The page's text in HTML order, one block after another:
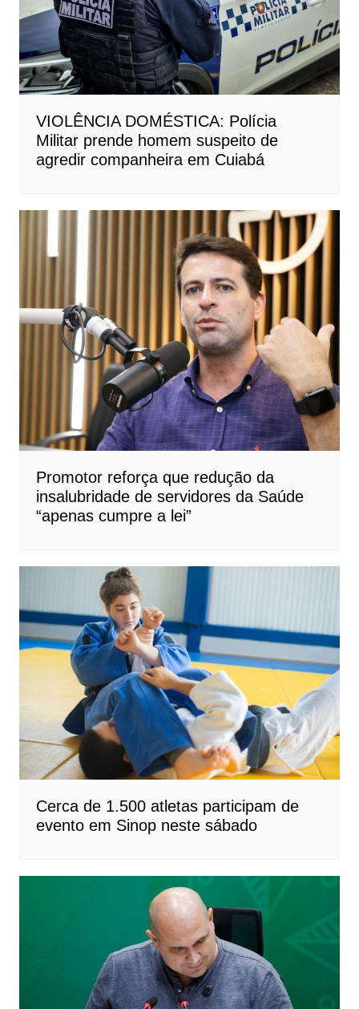
VIOLÊNCIA DOMÉSTICA: Polícia
Militar prende homem suspeito de
agredir companheira em Cuiabá
Promotor reforça que redução da
insalubridade de servidores da Saúde
“apenas cumpre a lei”
Cerca de 1.500 atletas participam de
evento em Sinop neste sábado